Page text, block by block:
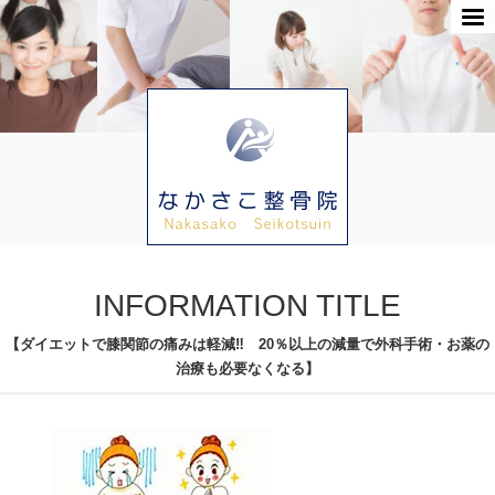
INFORMATION TITLE
【ダイエットで膝関節の痛みは軽減‼ 20％以上の減量で外科手術・お薬の
治療も必要なくなる】